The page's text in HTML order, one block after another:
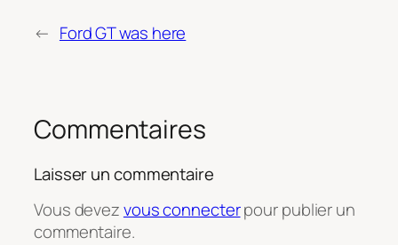
← Ford GT was here
Commentaires
Laisser un commentaire
Vous devezvous connecterpour publier un
commentaire.